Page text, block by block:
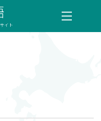
イト